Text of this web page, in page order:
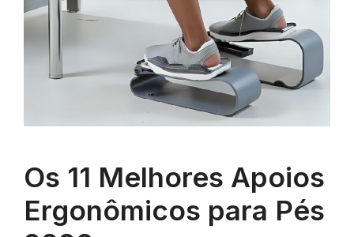
Os 11 Melhores Apoios
Ergonômicos para Pés